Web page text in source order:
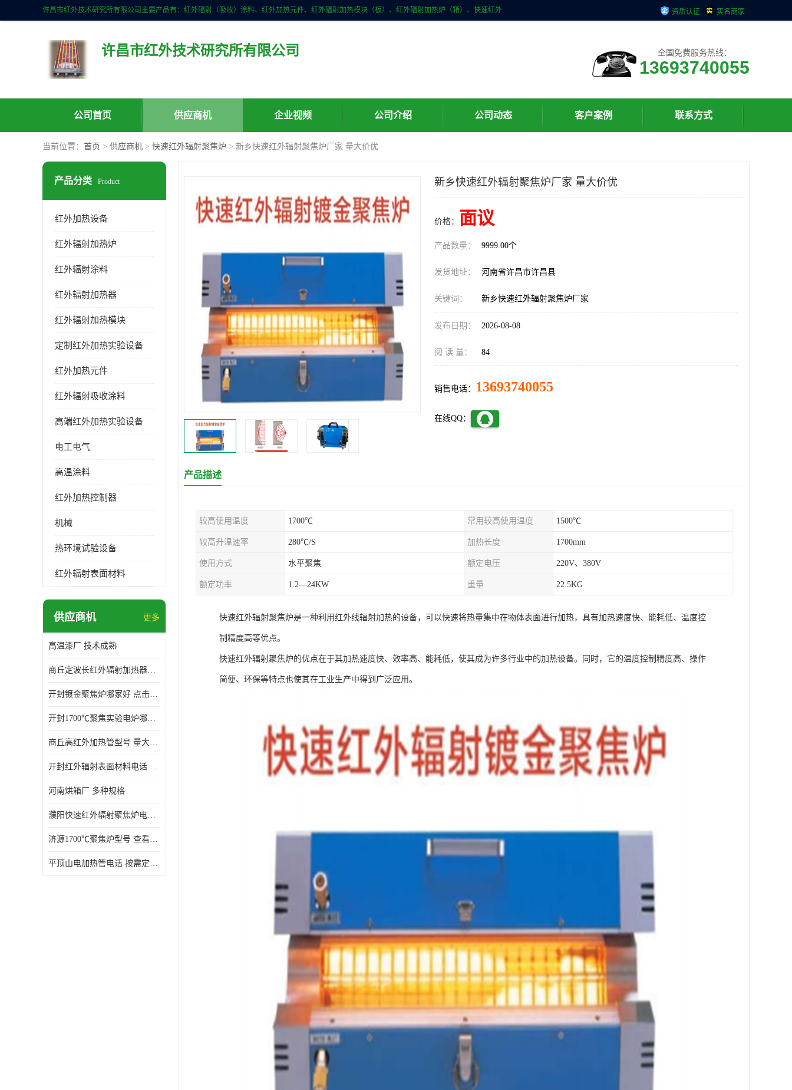
许昌市红外技术研究所有限公司主要产品有：红外辐射（吸收）涂料、红外加热元件、红外辐射加热模块（板）、红外辐射加热炉（箱）、快速红外辐射加热器、系列高端红外加热实验设备、系列红外加热控制器等。 资质认证 实名商家
许昌市红外技术研究所有限公司 全国免费服务热线：
13693740055
公司首页 供应商机 企业视频 公司介绍 公司动态 客户案例 联系方式
当前位置： 首页 > 供应商机 > 快速红外辐射聚焦炉 > 新乡快速红外辐射聚焦炉厂家 量大价优
产品分类 Product
红外加热设备
红外辐射加热炉
红外辐射涂料
红外辐射加热器
红外辐射加热模块
定制红外加热实验设备
红外加热元件
红外辐射吸收涂料
高端红外加热实验设备
电工电气
高温涂料
红外加热控制器
机械
热环境试验设备
红外辐射表面材料
供应商机 更多
高温漆厂 技术成熟
商丘定波长红外辐射加热器厂家 安装简单
开封镀金聚焦炉哪家好 点击了解 标志明显
开封1700℃聚焦实验电炉哪家好 维护 实用性强
商丘高红外加热管型号 量大价优
开封红外辐射表面材料电话 操作方便 操作灵活
河南烘箱厂 多种规格
濮阳快速红外辐射聚焦炉电话 性能稳定
济源1700℃聚焦炉型号 查看详情
平顶山电加热管电话 按需定制 大量现货
新乡快速红外辐射聚焦炉厂家 量大价优
价格： 面议
产品数量： 9999.00个
发货地址： 河南省许昌市许昌县
关键词： 新乡快速红外辐射聚焦炉厂家
发布日期： 2026-08-08
阅 读 量： 84
销售电话： 13693740055
在线QQ：
产品描述
较高使用温度 1700℃ 常用较高使用温度 1500℃
较高升温速率 280℃/S 加热长度 1700mm
使用方式 水平聚焦 额定电压 220V、380V
额定功率 1.2—24KW 重量 22.5KG
快速红外辐射聚焦炉是一种利用红外线辐射加热的设备，可以快速将热量集中在物体表面进行加热，具有加热速度快、能耗低、温度控
制精度高等优点。
快速红外辐射聚焦炉的优点在于其加热速度快、效率高、能耗低，使其成为许多行业中的加热设备。同时，它的温度控制精度高、操作
简便、环保等特点也使其在工业生产中得到广泛应用。